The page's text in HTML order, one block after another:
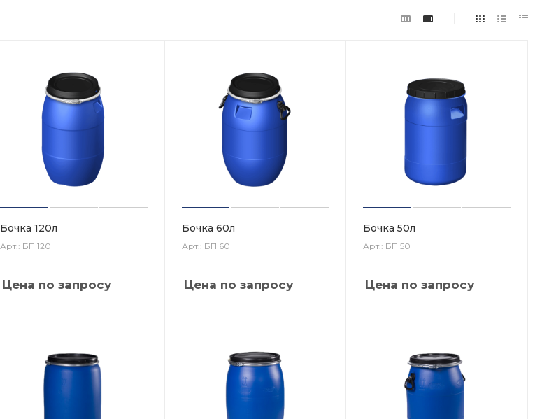
Бочка 120л
Арт.: БП 120
Цена по запросу
Бочка 60л
Арт.: БП 60
Цена по запросу
Бочка 50л
Арт.: БП 50
Цена по запросу